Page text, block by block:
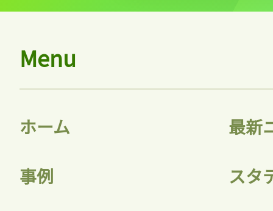
Menu
ホーム 最新
事例 スタ